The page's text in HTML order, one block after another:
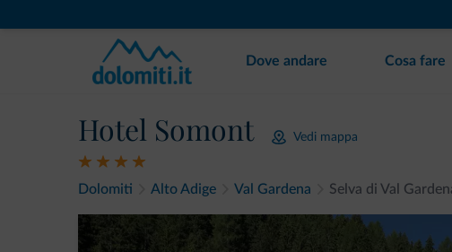
Dove andare Cosa fare
Hotel Somont Vedi mappa
Dolomiti Alto Adige Val Gardena Selva di Val